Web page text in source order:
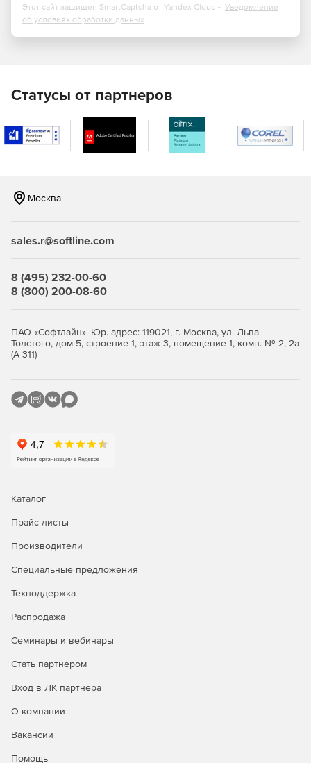
Современный интерфейс для чат-ботов.
Этот сайт защищен SmartCaptcha от Yandex Cloud - Уведомление
об условиях обработки данных
Статусы от партнеров
Москва
sales.r@softline.com
8 (495) 232-00-60
8 (800) 200-08-60
ПАО «Софтлайн». Юр. адрес: 119021, г. Москва, ул. Льва
Толстого, дом 5, строение 1, этаж 3, помещение 1, комн. № 2, 2а
(А-311)
Каталог
Прайс-листы
Производители
Специальные предложения
Техподдержка
Распродажа
Семинары и вебинары
Стать партнером
Вход в ЛК партнера
О компании
Вакансии
Помощь